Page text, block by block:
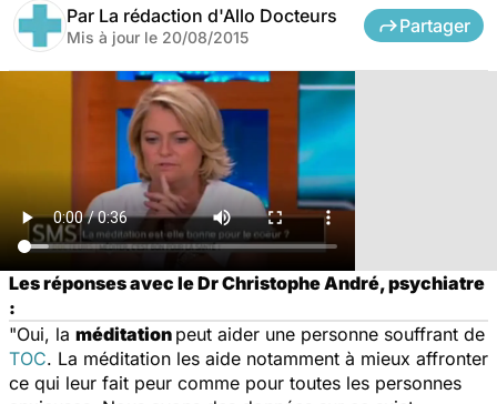
Par La rédaction d'Allo Docteurs
Mis à jour le 20/08/2015
Partager
Les réponses avec le Dr Christophe André, psychiatre
:
"Oui, la méditation peut aider une personne souffrant de
TOC. La méditation les aide notamment à mieux affronter
ce qui leur fait peur comme pour toutes les personnes